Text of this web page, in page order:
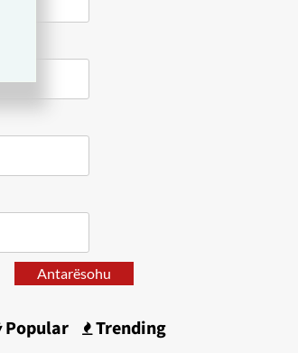
Antarësohu
Popular Trending